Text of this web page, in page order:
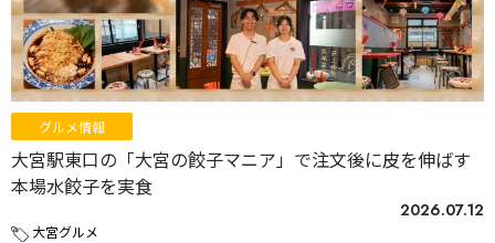
グルメ情報
大宮駅東口の「大宮の餃子マニア」で注文後に皮を伸ばす
本場水餃子を実食
2026.07.12
大宮グルメ